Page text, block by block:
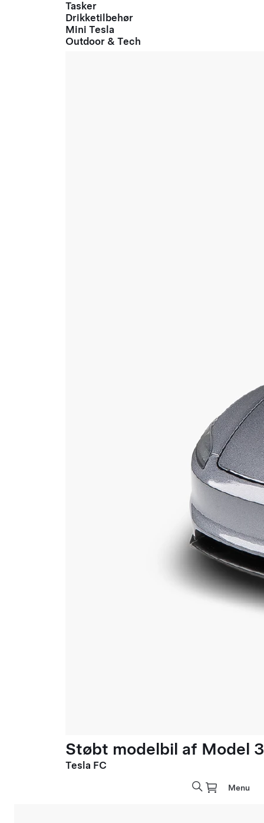
Tasker
Drikketilbehør
Mini Tesla
Outdoor & Tech
Støbt modelbil af Model
Tesla FC
Menu